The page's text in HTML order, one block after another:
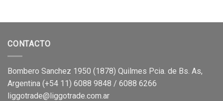
CONTACTO
Bombero Sanchez 1950 (1878) Quilmes Pcia. de Bs. As,
Argentina (+54 11) 6088 9848 / 6088 6266
liggotrade@liggotrade.com.ar